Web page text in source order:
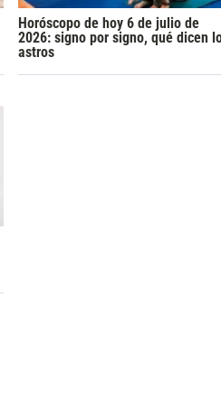
Horóscopo de hoy 6 de julio de
2026: signo por signo, qué dicen
astros